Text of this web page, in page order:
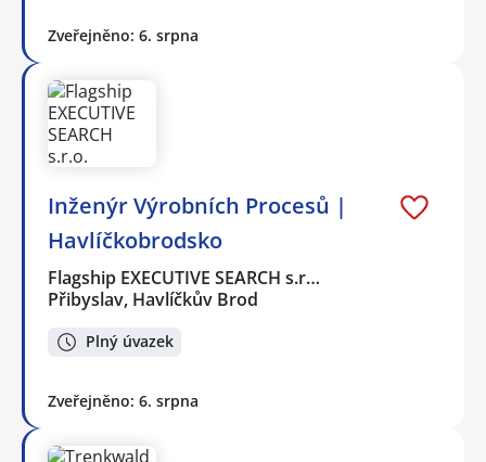
Zveřejněno: 6. srpna
Inženýr Výrobních Procesů |
Havlíčkobrodsko
Flagship EXECUTIVE SEARCH s.r…
Přibyslav, Havlíčkův Brod
Plný úvazek
Zveřejněno: 6. srpna